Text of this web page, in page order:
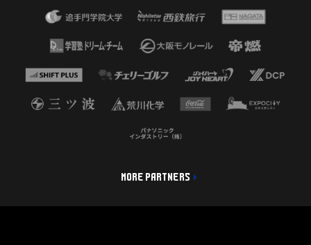
MORE PARTNERS